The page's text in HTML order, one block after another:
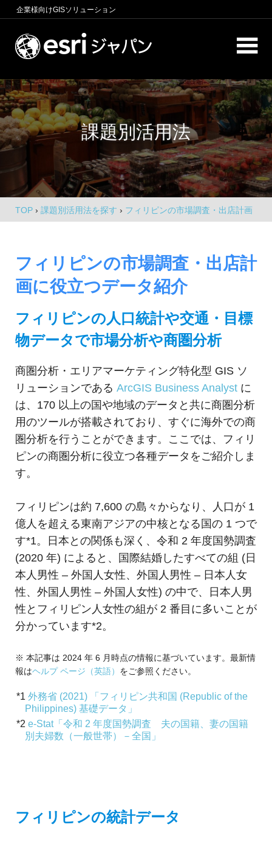
ン
へ
ス
キ
ッ
プ
企業様向けGISソリューション
ー
シ
ョ
ン
イ
ン
テ
ン
ス・
位
置
情
報
活
の
た
め
の
GIS・
地
シ
商
圏
分
析、
エ
ー
ケ
テ
グ、
環
境
析、
SCM、
リ
ク
対
策、
ジ
オ・
IoT
の
地
活
法
を
ご
紹
介
課題別活用法
TOP › 課題別活用法を探す › フィリピンの市場調査・出店計画
に役立つデータ紹介
フィリピンの市場調査・出店計
画に役立つデータ紹介
フィリピンの人口統計や交通・目標
物データで市場分析や商圏分析
商圏分析・エリアマーケティング特化型 GIS ソ
リューションである ArcGIS Business Analyst に
は、170 以上の国や地域のデータと共に商圏分析
用のツールが搭載されており、すぐに海外での商
圏分析を行うことができます。ここでは、フィリ
ピンの商圏分析に役立つ各種データをご紹介しま
す。
フィリピンは約 7,600 の島々からなり、人口が 1
億人を超える東南アジアの中核となる国の 1 つで
す*1。日本との関係も深く、令和 2 年度国勢調査
(2020 年) によると、国際結婚したすべての組 (日
本人男性 – 外国人女性、外国人男性 – 日本人女
性、外国人男性 – 外国人女性) の中で、日本人男
性とフィリピン人女性の組が 2 番目に多いことが
分かっています*2。
※ 本記事は 2024 年 6 月時点の情報に基づいています。最新情
報はヘルプ ページ（英語） をご参照ください。
*1 外務省 (2021) 「フィリピン共和国 (Republic of the
Philippines) 基礎データ」
*2 e-Stat「令和 2 年度国勢調査 夫の国籍、妻の国籍
別夫婦数（一般世帯）－全国」
フィリピンの統計データ